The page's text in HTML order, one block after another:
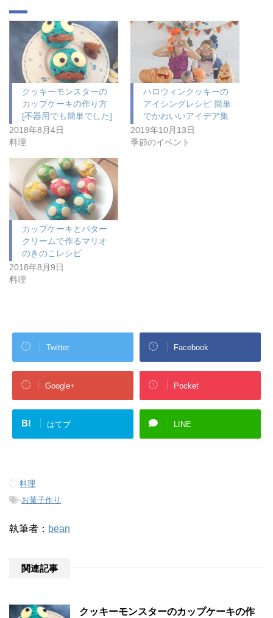
クッキーモンスターの
カップケーキの作り方
[不器用でも簡単でした]
2018年8月4日
料理
ハロウィンクッキーの
アイシングレシピ 簡単
でかわいいアイデア集
2019年10月13日
季節のイベント
カップケーキとバター
クリームで作るマリオ
のきのこレシピ
2018年8月9日
料理
Twitter Facebook
Google+ Pocket
B! はてブ LINE
-料理
-お菓子作り
執筆者： bean
関連記事
クッキーモンスターのカップケーキの作